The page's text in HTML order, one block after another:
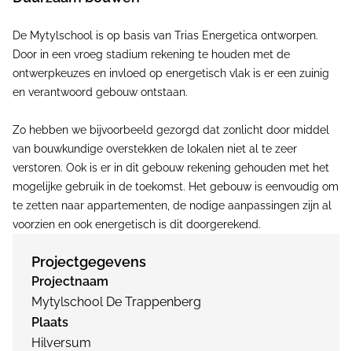
De Mytylschool is op basis van Trias Energetica ontworpen.
Door in een vroeg stadium rekening te houden met de
ontwerpkeuzes en invloed op energetisch vlak is er een zuinig
en verantwoord gebouw ontstaan.
Zo hebben we bijvoorbeeld gezorgd dat zonlicht door middel
van bouwkundige overstekken de lokalen niet al te zeer
verstoren. Ook is er in dit gebouw rekening gehouden met het
mogelijke gebruik in de toekomst. Het gebouw is eenvoudig om
te zetten naar appartementen, de nodige aanpassingen zijn al
voorzien en ook energetisch is dit doorgerekend.
Projectgegevens
Projectnaam
Mytylschool De Trappenberg
Plaats
Hilversum